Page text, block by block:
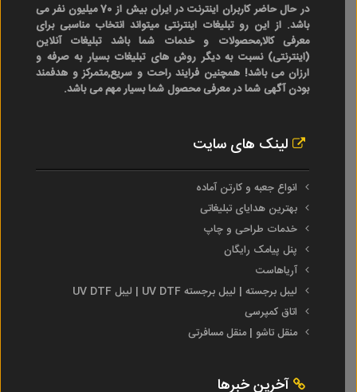
در حال حاضر کاربران اینترنت در ایران بیش از 70 میلیون نفر می
باشد. از این رو تبلیغات اینترنتی میتواند انتخاب مناسبی برای
معرفی کالا,محصولات و خدمات شما باشد تبلیغات آنلاین
(اینترنتی) نسبت به دیگر روش های تبلیغات بسیار به صرفه و
ارزان می باشد! همچنین فرایند راحت و سریع,متمرکز و هدفمند
بودن آگهی شما در معرفی محصول شما بسیار مهم می باشد.
لینک های سایت
انواع جعبه و کارتن آماده
بهترین هدایای تبلیغاتی
خدمات طراحی و چاپ
پنل پیامک رایگان
آریاهاست
لیبل برجسته | لیبل برجسته UV DTF | لیبل UV DTF
اتاق کمپرسی
منقل تاشو | منقل مسافرتی
آخرین خبرها